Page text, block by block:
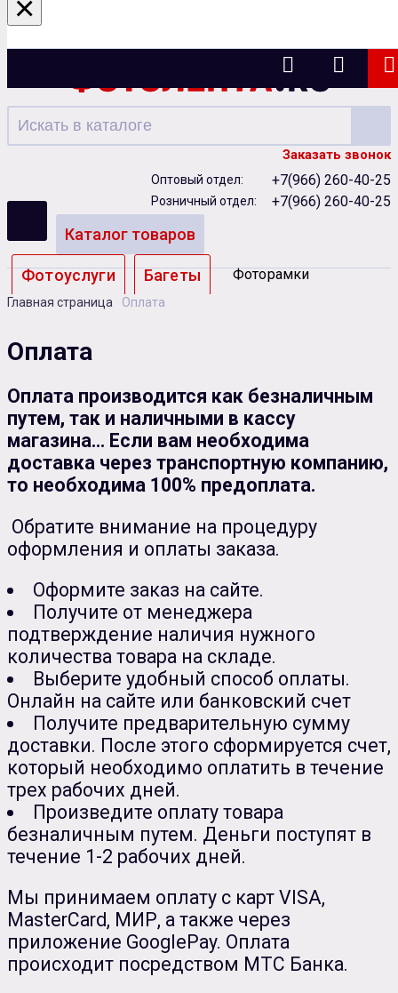
Ижевск
Заказать звонок
Оптовый отдел: +7(966) 260-40-25
Розничный отдел: +7(966) 260-40-25
Каталог товаров
Фотоуслуги Багеты Фоторамки
Бумага
Батарейки Сублимация
Сувенирная продукция Зарядные устройства
Аксессуары
Главная страница Оплата
Оплата
Оплата производится как безналичным
путем, так и наличными в кассу
магазина... Если вам необходима
доставка через транспортную компанию,
то необходима 100% предоплата.
Обратите внимание на процедуру
оформления и оплаты заказа.
Оформите заказ на сайте.
Получите от менеджера
подтверждение наличия нужного
количества товара на складе.
Выберите удобный способ оплаты.
Онлайн на сайте или банковский счет
Получите предварительную сумму
доставки. После этого сформируется счет,
который необходимо оплатить в течение
трех рабочих дней.
Произведите оплату товара
безналичным путем. Деньги поступят в
течение 1-2 рабочих дней.
Мы принимаем оплату с карт VISA,
MasterCard, МИР, а также через
приложение GooglePay. Оплата
происходит посредством МТС Банка.
×